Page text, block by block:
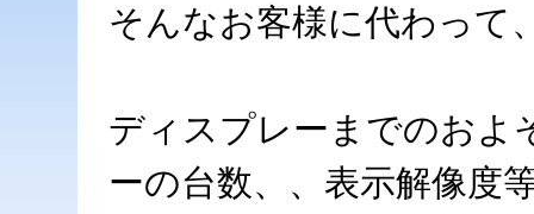
そんなお客様に代わって
ディスプレーまでのおよ
ーの台数、、表示解像度